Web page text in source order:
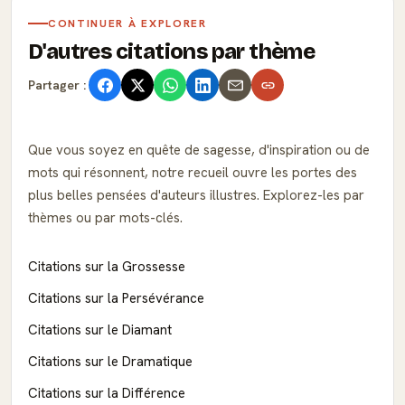
CONTINUER À EXPLORER
D'autres citations par thème
Partager :
Que vous soyez en quête de sagesse, d'inspiration ou de
mots qui résonnent, notre recueil ouvre les portes des
plus belles pensées d'auteurs illustres. Explorez-les par
thèmes ou par mots-clés.
Citations sur la Grossesse
Citations sur la Persévérance
Citations sur le Diamant
Citations sur le Dramatique
Citations sur la Différence